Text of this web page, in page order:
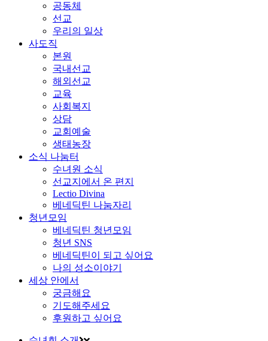
공동체
선교
우리의 일상
사도직
본원
국내선교
해외선교
교육
사회복지
상담
교회예술
생태농장
소식 나눔터
수녀원 소식
선교지에서 온 편지
Lectio Divina
베네딕틴 나눔자리
청년모임
베네딕틴 청년모임
청년 SNS
베네딕틴이 되고 싶어요
나의 성소이야기
세상 안에서
궁금해요
기도해주세요
후원하고 싶어요